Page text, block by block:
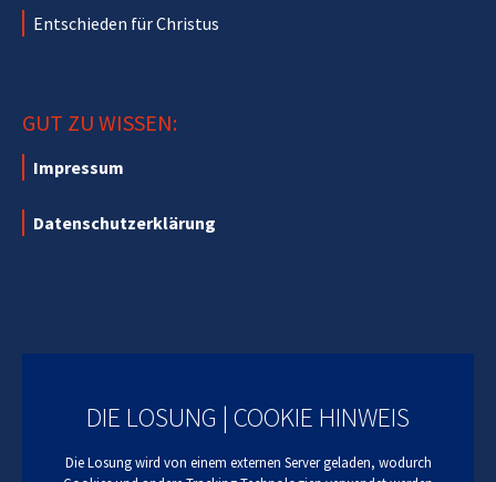
Entschieden für Christus
GUT ZU WISSEN:
Impressum
Datenschutzerklärung
DIE LOSUNG | COOKIE HINWEIS
Die Losung wird von einem externen Server geladen, wodurch